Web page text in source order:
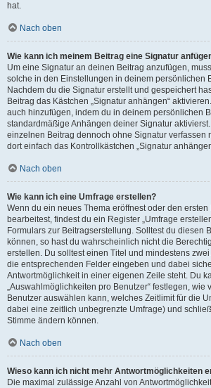
hat.
Nach oben
Wie kann ich meinem Beitrag eine Signatur
Um eine Signatur an deinen Beitrag anzufügen,
solche in den Einstellungen in deinem persönlichen
Nachdem du die Signatur erstellt und gespeichert
Beitrag das Kästchen „Signatur anhängen“
auch hinzufügen, indem du in deinem persönlichen
standardmäßige Anhängen deiner Signatur
einzelnen Beitrag dennoch ohne Signatur verfassen
dort einfach das Kontrollkästchen „Signatur
Nach oben
Wie kann ich eine Umfrage erstellen?
Wenn du ein neues Thema eröffnest oder den
bearbeitest, findest du ein Register „Umfrage
Formulars zur Beitragserstellung. Solltest du diesen
können, so hast du wahrscheinlich nicht die
erstellen. Du solltest einen Titel und mindestens
die entsprechenden Felder eingeben und dabei
Antwortmöglichkeit in einer eigenen Zeile steht. Du
„Auswahlmöglichkeiten pro Benutzer“ festlegen, wie
Benutzer auswählen kann, welches Zeitlimit für die
dabei eine zeitlich unbegrenzte Umfrage) und
Stimme ändern können.
Nach oben
Wieso kann ich nicht mehr Antwortmöglichkeiten
Die maximal zulässige Anzahl von